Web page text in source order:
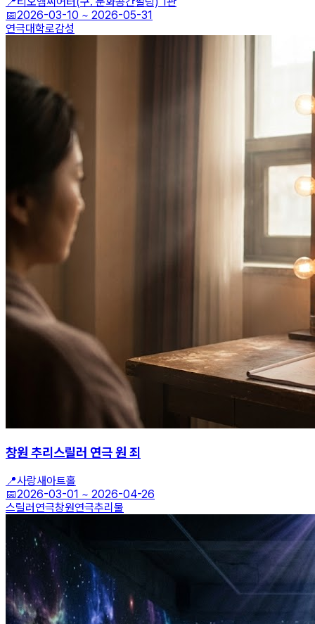
📅2026-03-10 ~ 2026-05-31
연극대학로감성
창원 추리스릴러 연극 원 죄
📍사랑새아트홀
📅2026-03-01 ~ 2026-04-26
스릴러연극창원연극추리물